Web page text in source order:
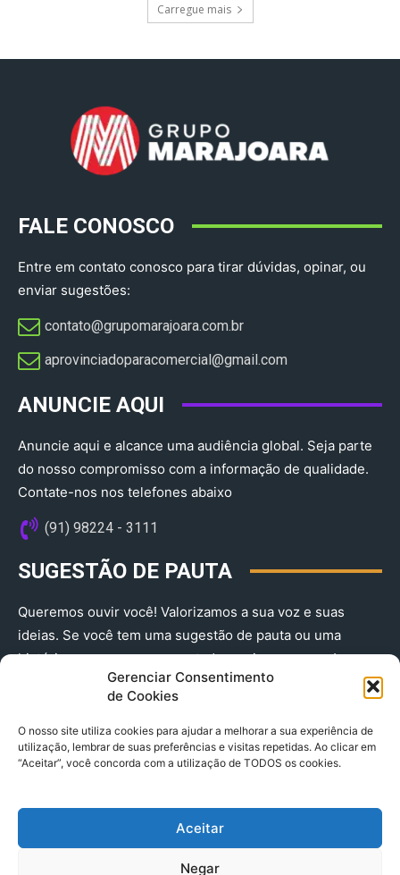
Gerenciar Consentimento
de Cookies
O nosso site utiliza cookies para ajudar a melhorar a sua experiência de
utilização, lembrar de suas preferências e visitas repetidas. Ao clicar em
“Aceitar”, você concorda com a utilização de TODOS os cookies.
Aceitar
Negar
Carregue mais
FALE CONOSCO
Entre em contato conosco para tirar dúvidas, opinar, ou
enviar sugestões:
contato@grupomarajoara.com.br
aprovinciadoparacomercial@gmail.com​
ANUNCIE AQUI
Anuncie aqui e alcance uma audiência global. Seja parte
do nosso compromisso com a informação de qualidade.
Contate-nos nos telefones abaixo
(91) 98224 - 3111
SUGESTÃO DE PAUTA
Queremos ouvir você! Valorizamos a sua voz e suas
ideias. Se você tem uma sugestão de pauta ou uma
história que merece ser contada, envie-nos agora!
(91) 98224 - 3111
© 2025 A Província do Pará CNPJ: 04.901.141/0001-36 End .
Trav. Quintino Bocaiuva 2301, Ed. Rogério Fernandez – Sala